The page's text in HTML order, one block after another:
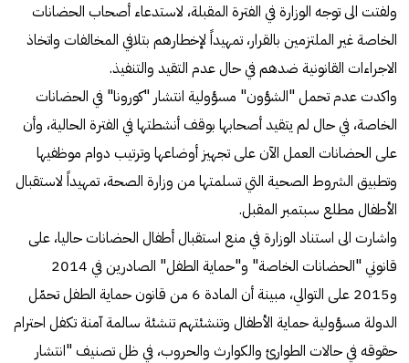
ولفتت الى توجه الوزارة في الفترة المقبلة، لاستدعاء أصحاب الحضانات
الخاصة غير الملتزمين بالقرار، تمهيداً لإخطارهم بتلافي المخالفات واتخاذ
الاجراءات القانونية ضدهم في حال عدم التقيد والتنفيذ.
واكدت عدم تحمل "الشؤون" مسؤولية انتشار "كورونا" في الحضانات
الخاصة، في حال لم يتقيد أصحابها بوقف أنشطتها في الفترة الحالية، وأن
على الحضانات العمل الآن على تجهيز أوضاعها وترتيب دوام موظفيها
وتطبيق الشروط الصحية التي تسلمتها من وزارة الصحة، تمهيداً لاستقبال
الأطفال مطلع سبتمبر المقبل.
واشارت الى استناد الوزارة في منع استقبال أطفال الحضانات حاليا، على
قانوني "الحضانات الخاصة" و"حماية الطفل" الصادرين في 2014
و2015 على التوالي، مبينة أن المادة 6 من قانون حماية الطفل تحمّل
الدولة مسؤولية حماية الأطفال وتنشئتهم تنشئة سالمة آمنة تكفل احترام
حقوقه في حالات الطوارئ والكوارث والحروب، في ظل تصنيف "انتشار